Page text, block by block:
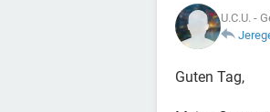
U.C.U. -
Guten Tag,